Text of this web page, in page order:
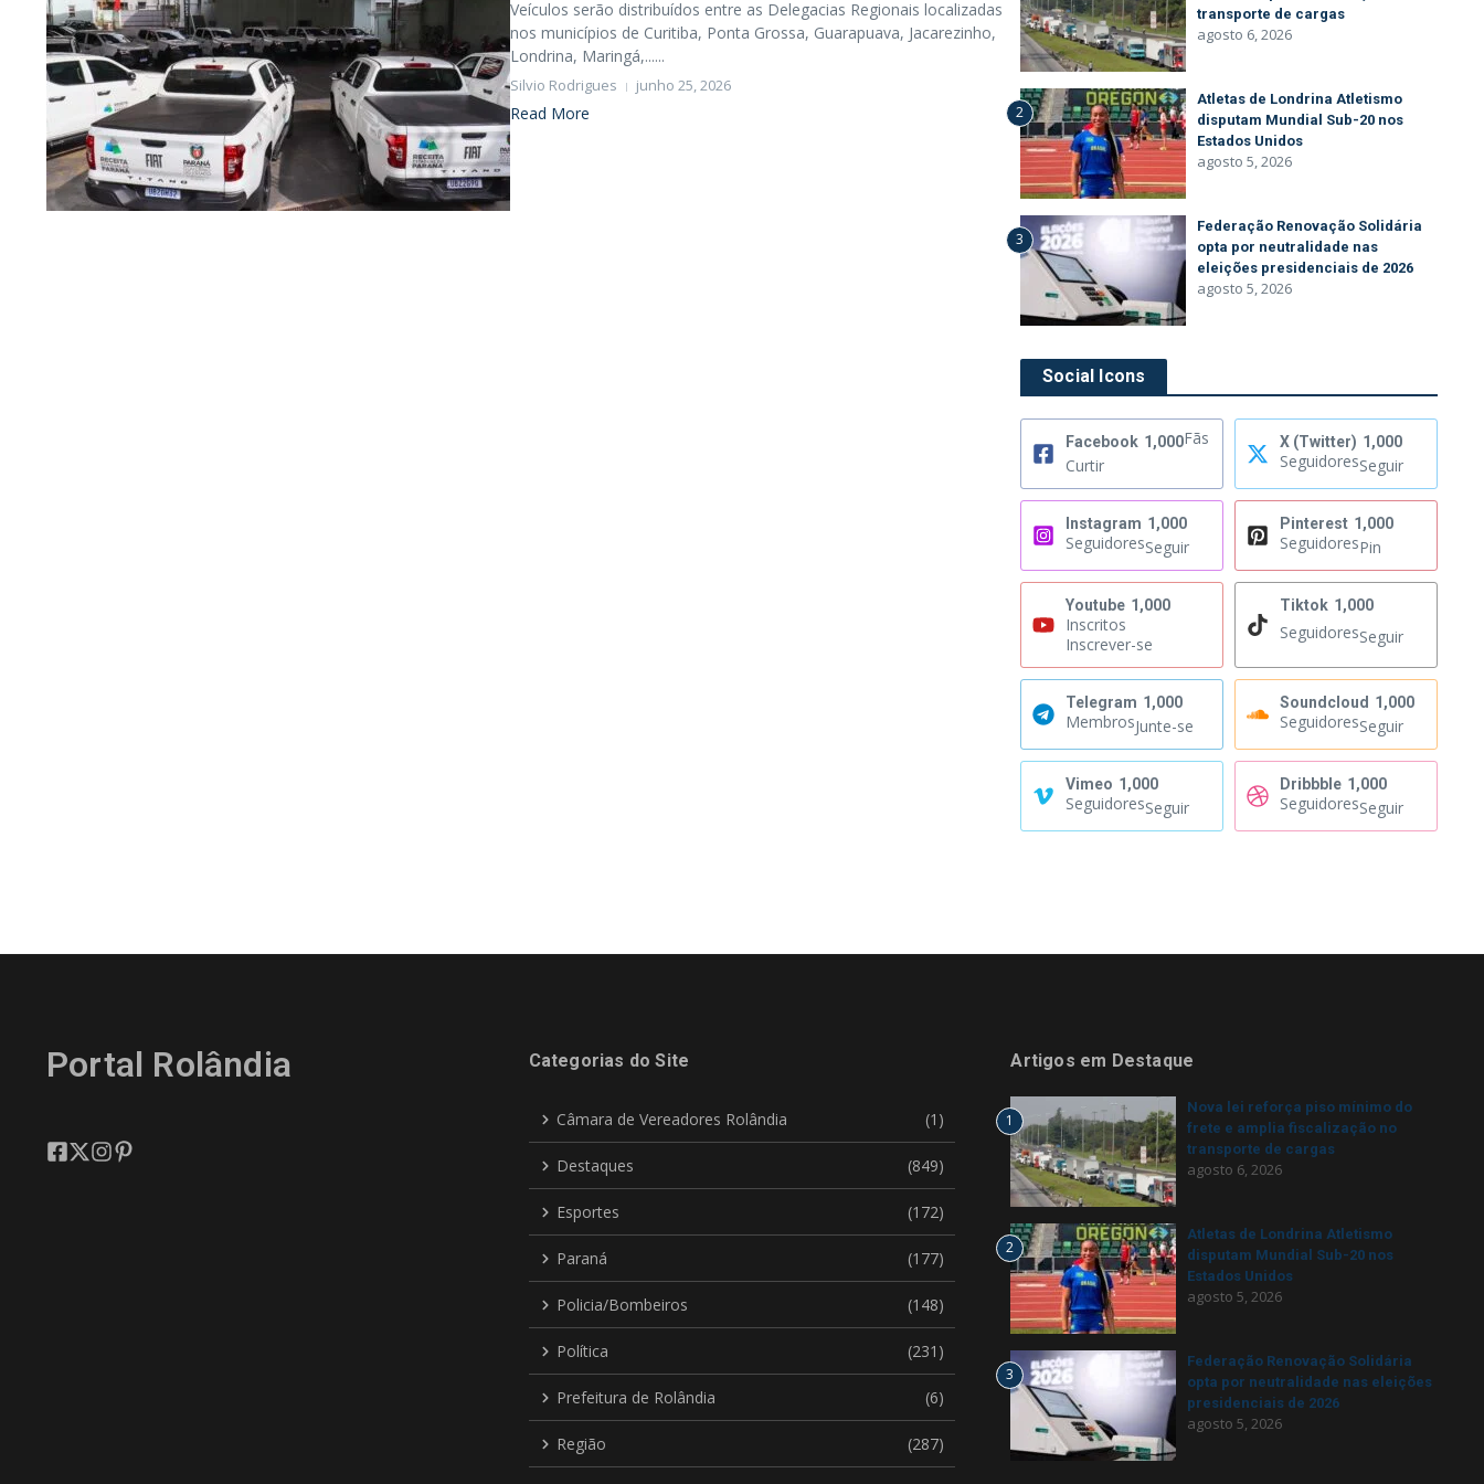
Veículos serão distribuídos entre as Delegacias Regionais localizadas
nos municípios de Curitiba, Ponta Grossa, Guarapuava, Jacarezinho,
Londrina, Maringá,......
Silvio Rodrigues junho 25, 2026
Read More
transporte de cargas
agosto 6, 2026
2
Atletas de Londrina Atletismo
disputam Mundial Sub-20 nos
Estados Unidos
agosto 5, 2026
3
Federação Renovação Solidária
opta por neutralidade nas
eleições presidenciais de 2026
agosto 5, 2026
Social Icons
Facebook 1,000Fãs
Curtir
X (Twitter) 1,000
SeguidoresSeguir
Instagram 1,000
SeguidoresSeguir
Pinterest 1,000
SeguidoresPin
Youtube 1,000
Inscritos
Inscrever-se
Tiktok 1,000
SeguidoresSeguir
Telegram 1,000
MembrosJunte-se
Soundcloud 1,000
SeguidoresSeguir
Vimeo 1,000
SeguidoresSeguir
Dribbble 1,000
SeguidoresSeguir
Portal Rolândia Categorias do Site
Câmara de Vereadores Rolândia (1)
Destaques (849)
Esportes (172)
Paraná (177)
Policia/Bombeiros (148)
Política (231)
Prefeitura de Rolândia (6)
Região (287)
Artigos em Destaque
1
Nova lei reforça piso mínimo do
frete e amplia fiscalização no
transporte de cargas
agosto 6, 2026
2
Atletas de Londrina Atletismo
disputam Mundial Sub-20 nos
Estados Unidos
agosto 5, 2026
3
Federação Renovação Solidária
opta por neutralidade nas eleições
presidenciais de 2026
agosto 5, 2026